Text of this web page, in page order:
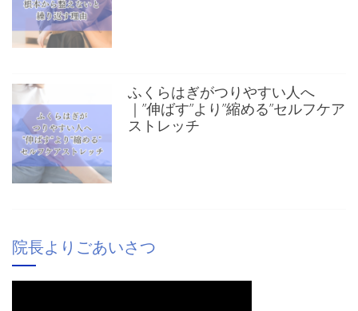
ふくらはぎがつりやすい人へ
｜”伸ばす”より”縮める”セルフケア
ストレッチ
院長よりごあいさつ